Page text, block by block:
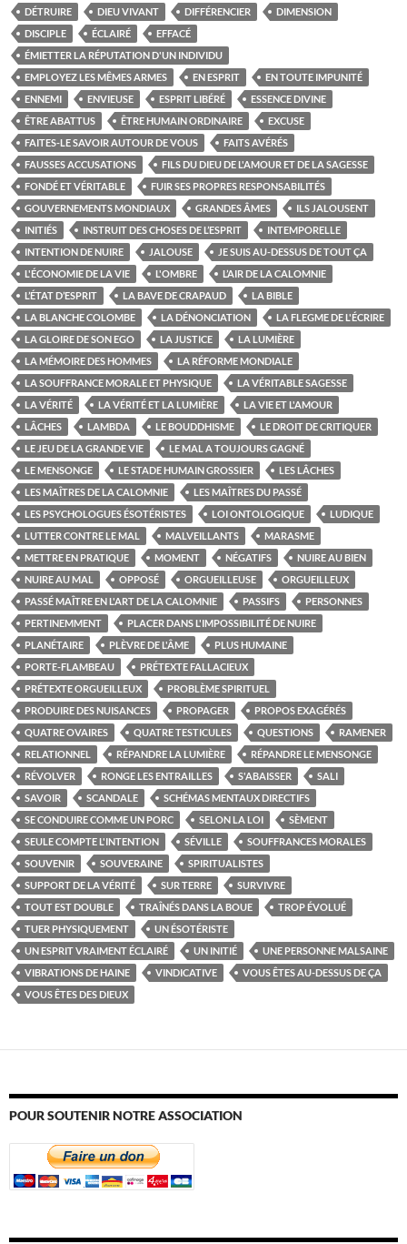
DÉTRUIRE DIEU VIVANT DIFFÉRENCIER
DIMENSION
DISCIPLE
ÉCLAIRÉ
EFFACÉ
ÉMIETTER LA RÉPUTATION D'UN INDIVIDU
EMPLOYEZ LES MÊMES ARMES
EN ESPRIT
EN TOUTE IMPUNITÉ
ENNEMI
ENVIEUSE ESPRIT LIBÉRÉ
ESSENCE DIVINE
ÊTRE ABATTUS
ÊTRE HUMAIN ORDINAIRE
EXCUSE
FAITES-LE SAVOIR AUTOUR DE VOUS
FAITS AVÉRÉS
FAUSSES ACCUSATIONS
FILS DU DIEU DE L'AMOUR ET DE LA SAGESSE
FONDÉ ET VÉRITABLE
FUIR SES PROPRES RESPONSABILITÉS
GOUVERNEMENTS MONDIAUX
GRANDES ÂMES
ILS JALOUSENT
INITIÉS
INSTRUIT DES CHOSES DE L’ESPRIT
INTEMPORELLE
INTENTION DE NUIRE
JALOUSE
JE SUIS AU-DESSUS DE TOUT ÇA
L'ÉCONOMIE DE LA VIE
L'OMBRE
L’AIR DE LA CALOMNIE
L’ÉTAT D’ESPRIT
LA BAVE DE CRAPAUD
LA BIBLE
LA BLANCHE COLOMBE
LA DÉNONCIATION
LA FLEGME DE L'ÉCRIRE
LA GLOIRE DE SON EGO
LA JUSTICE
LA LUMIÈRE
LA MÉMOIRE DES HOMMES
LA RÉFORME MONDIALE
LA SOUFFRANCE MORALE ET PHYSIQUE
LA VÉRITABLE SAGESSE
LA VÉRITÉ
LA VÉRITÉ ET LA LUMIÈRE
LA VIE ET L'AMOUR
LÂCHES
LAMBDA LE BOUDDHISME
LE DROIT DE CRITIQUER
LE JEU DE LA GRANDE VIE
LE MAL A TOUJOURS GAGNÉ
LE MENSONGE
LE STADE HUMAIN GROSSIER
LES LÂCHES
LES MAÎTRES DE LA CALOMNIE
LES MAÎTRES DU PASSÉ
LES PSYCHOLOGUES ÉSOTÉRISTES
LOI ONTOLOGIQUE
LUDIQUE
LUTTER CONTRE LE MAL
MALVEILLANTS
MARASME
METTRE EN PRATIQUE
MOMENT NÉGATIFS
NUIRE AU BIEN
NUIRE AU MAL
OPPOSÉ ORGUEILLEUSE
ORGUEILLEUX
PASSÉ MAÎTRE EN L'ART DE LA CALOMNIE
PASSIFS
PERSONNES
PERTINEMMENT
PLACER DANS L'IMPOSSIBILITÉ DE NUIRE
PLANÉTAIRE
PLÈVRE DE L'ÂME
PLUS HUMAINE
PORTE-FLAMBEAU
PRÉTEXTE FALLACIEUX
PRÉTEXTE ORGUEILLEUX
PROBLÈME SPIRITUEL
PRODUIRE DES NUISANCES
PROPAGER
PROPOS EXAGÉRÉS
QUATRE OVAIRES
QUATRE TESTICULES QUESTIONS
RAMENER
RELATIONNEL
RÉPANDRE LA LUMIÈRE
RÉPANDRE LE MENSONGE
RÉVOLVER
RONGE LES ENTRAILLES S'ABAISSER
SALI
SAVOIR
SCANDALE
SCHÉMAS MENTAUX DIRECTIFS
SE CONDUIRE COMME UN PORC
SELON LA LOI
SÈMENT
SEULE COMPTE L'INTENTION
SÉVILLE
SOUFFRANCES MORALES
SOUVENIR
SOUVERAINE
SPIRITUALISTES
SUPPORT DE LA VÉRITÉ
SUR TERRE
SURVIVRE
TOUT EST DOUBLE
TRAÎNÉS DANS LA BOUE
TROP ÉVOLUÉ
TUER PHYSIQUEMENT
UN ÉSOTÉRISTE
UN ESPRIT VRAIMENT ÉCLAIRÉ
UN INITIÉ
UNE PERSONNE MALSAINE
VIBRATIONS DE HAINE
VINDICATIVE
VOUS ÊTES AU-DESSUS DE ÇA
VOUS ÊTES DES DIEUX
POUR SOUTENIR NOTRE ASSOCIATION